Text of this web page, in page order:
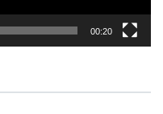
00:20